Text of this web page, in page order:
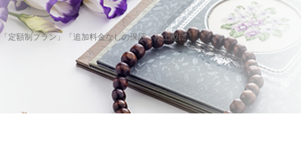
定額制プラン」「追加料金なしの保証」が上位に